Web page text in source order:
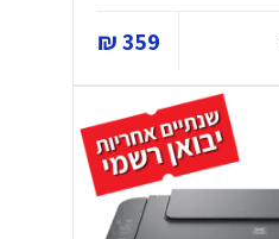
359 ₪